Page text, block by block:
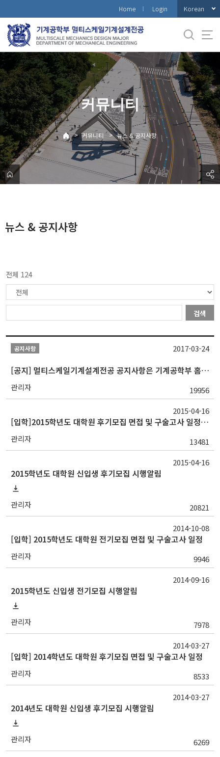
로
메
뉴
Home Login Korean
커뮤니티
> 커뮤니티 > 뉴스 & 공지사항
뉴스 & 공지사항
전체 124
검색
공지사항
[공지] 멀티스케일기계설계전공 공지사항은 기계공학부 홈페이지에서 확인 가능
관리자 19956
2017-03-24
[입학]2015학년도 대학원 후기모집 면접 및 구술고사 일정 공지
관리자 13481
2015-04-16
2015학년도 대학원 신입생 후기모집 시행알림
관리자 20821
2015-04-16
[입학] 2015학년도 대학원 전기모집 면접 및 구술고사 일정
관리자 9946
2014-10-08
2015학년도 신입생 전기모집 시행알림
관리자 7978
2014-09-16
[입학] 2014학년도 대학원 후기모집 면접 및 구술고사 일정
관리자 8533
2014-03-27
2014년도 대학원 신입생 후기모집 시행알림
관리자 6269
2014-03-27